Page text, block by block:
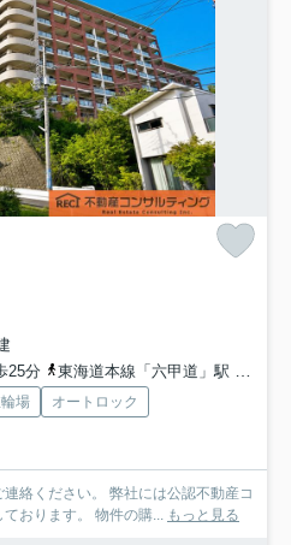
25分
東海道本線「六甲道」駅 徒歩31分
場
オートロック
社には公認不動産コ
おります。 物件の購... もっと見る